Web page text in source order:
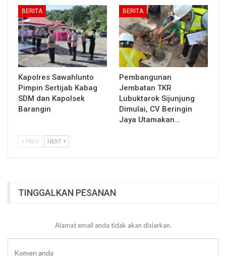
BERITA
Kapolres Sawahlunto
Pimpin Sertijab Kabag
SDM dan Kapolsek
Barangin
BERITA
Pembangunan
Jembatan TKR
Lubuktarok Sijunjung
Dimulai, CV Beringin
Jaya Utamakan…
PREV NEXT
TINGGALKAN PESANAN
Alamat email anda tidak akan disiarkan.